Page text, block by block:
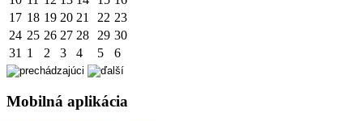
17 18 19 20 21 22 23
24 25 26 27 28 29 30
31 1 2 3 4 5 6
Mobilná aplikácia